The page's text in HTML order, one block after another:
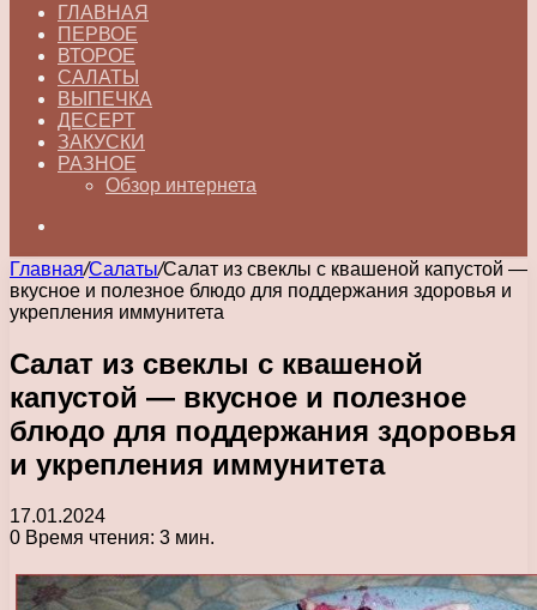
ГЛАВНАЯ
ПЕРВОЕ
ВТОРОЕ
САЛАТЫ
ВЫПЕЧКА
ДЕСЕРТ
ЗАКУСКИ
РАЗНОЕ
Обзор интернета
Главная/Салаты/Салат из свеклы с квашеной капустой —
вкусное и полезное блюдо для поддержания здоровья и
укрепления иммунитета
Салат из свеклы с квашеной
капустой — вкусное и полезное
блюдо для поддержания здоровья
и укрепления иммунитета
17.01.2024
0 Время чтения: 3 мин.